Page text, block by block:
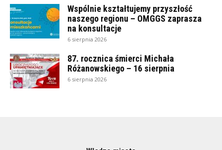
Wspólnie kształtujemy przyszłość
naszego regionu – OMGGS zaprasza
na konsultacje
6 sierpnia 2026
87. rocznica śmierci Michała
Różanowskiego – 16 sierpnia
6 sierpnia 2026